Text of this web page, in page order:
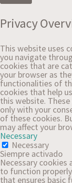
Privacy
This website uses
you navigate
cookies that are
your browser as
functionalities of
cookies that help
this website.
only with your
of these cookies.
may affect your
Necessary
Necessary
Siempre activado
Necessary
to function
that ensures basic